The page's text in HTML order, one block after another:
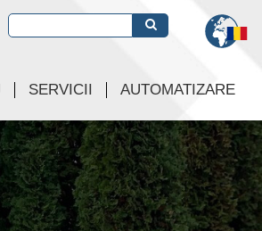
SERVICII AUTOMATIZARE